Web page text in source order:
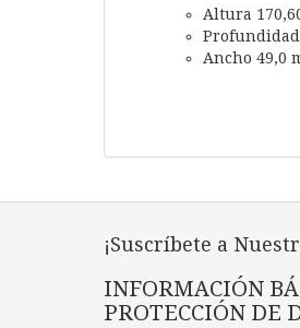
Altura
Profundidad
Ancho 49,0
¡Suscríbete a
INFORMACIÓN
PROTECCIÓN DE